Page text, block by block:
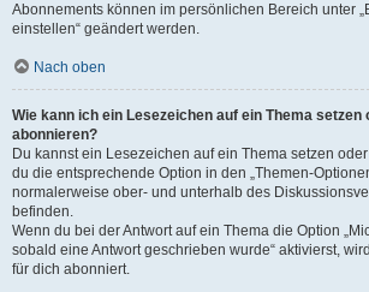
Abonnements können im persönlichen Bereich unter
einstellen“ geändert werden.
Nach oben
Wie kann ich ein Lesezeichen auf ein Thema setzen
abonnieren?
Du kannst ein Lesezeichen auf ein Thema setzen
du die entsprechende Option in den „Themen-
normalerweise ober- und unterhalb des
befinden.
Wenn du bei der Antwort auf ein Thema die Option
sobald eine Antwort geschrieben wurde“ aktivierst,
für dich abonniert.